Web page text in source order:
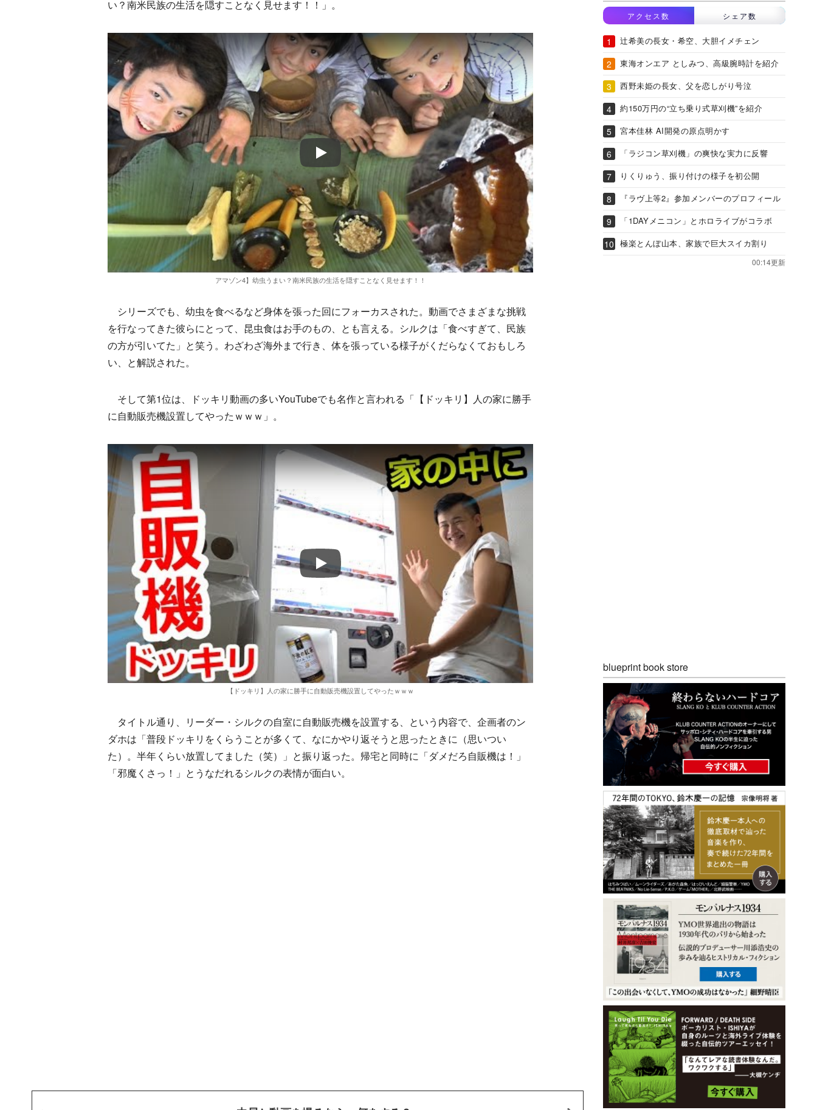
い？南米民族の生活を隠すことなく見せます！！」。
アマゾン4】幼虫うまい？南米民族の生活を隠すことなく見せます！！
シリーズでも、幼虫を食べるなど身体を張った回にフォーカスされた。動画でさまざまな挑戦
を行なってきた彼らにとって、昆虫食はお手のもの、とも言える。シルクは「食べすぎて、民族
の方が引いてた」と笑う。わざわざ海外まで行き、体を張っている様子がくだらなくておもしろ
い、と解説された。
そして第1位は、ドッキリ動画の多いYouTubeでも名作と言われる「【ドッキリ】人の家に勝手
に自動販売機設置してやったｗｗｗ」。
Play
【ドッキリ】人の家に勝手に自動販売機設置してやったｗｗｗ
タイトル通り、リーダー・シルクの自室に自動販売機を設置する、という内容で、企画者のン
ダホは「普段ドッキリをくらうことが多くて、なにかやり返そうと思ったときに（思いつい
た）。半年くらい放置してました（笑）」と振り返った。帰宅と同時に「ダメだろ自販機は！」
「邪魔くさっ！」とうなだれるシルクの表情が面白い。
アクセス数 シェア数
辻希美の長女・希空、大胆イメチェン
東海オンエア としみつ、高級腕時計を紹介
西野未姫の長女、父を恋しがり号泣
約150万円の“立ち乗り式草刈機”を紹介
宮本佳林 AI開発の原点明かす
「ラジコン草刈機」の爽快な実力に反響
りくりゅう、振り付けの様子を初公開
『ラヴ上等2』参加メンバーのプロフィール
「1DAYメニコン」とホロライブがコラボ
極楽とんぼ山本、家族で巨大スイカ割り
00:14更新
blueprint book store